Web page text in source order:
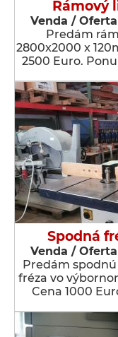
Rámový
Venda /
Predám
2800x2000 x
2500 Euro.
Spodná
Venda /
Predám
fréza vo
Cena 1000